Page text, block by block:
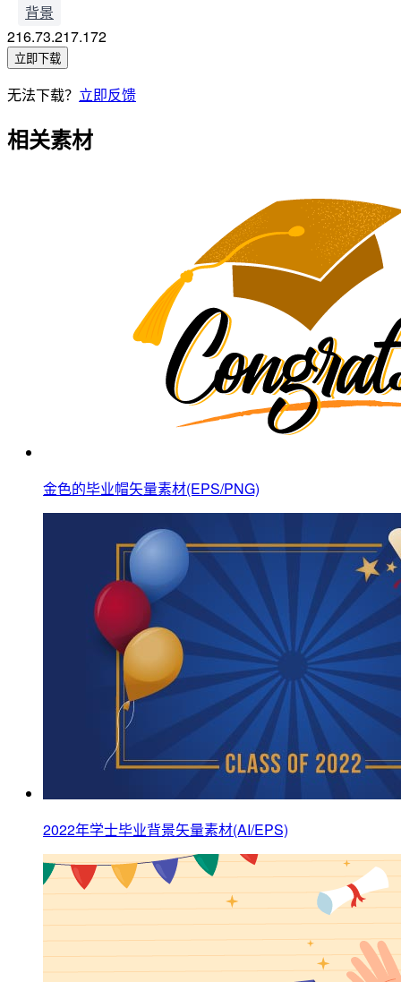
背景
216.73.217.172
立即下载
无法下载？ 立即反馈
相关素材
金色的毕业帽矢量素材(EPS/PNG)
2022年学士毕业背景矢量素材(AI/EPS)